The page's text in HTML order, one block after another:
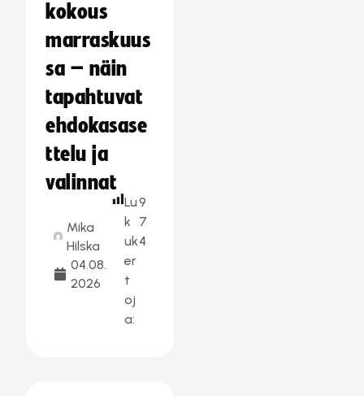
kokous
marraskuus
sa – näin
tapahtuvat
ehdokasase
ttelu ja
valinnat
Mika
Hilska
04.08.
2026
Lu
k
uk
er
t
oj
a:
9
7
4